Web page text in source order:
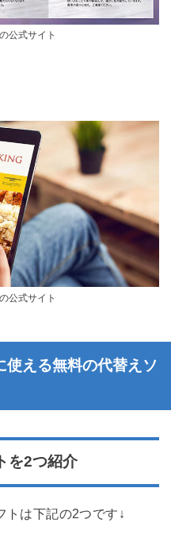
公式サイト
公式サイト
使える無料の代替えソ
を2つ紹介
トは下記の2つです↓